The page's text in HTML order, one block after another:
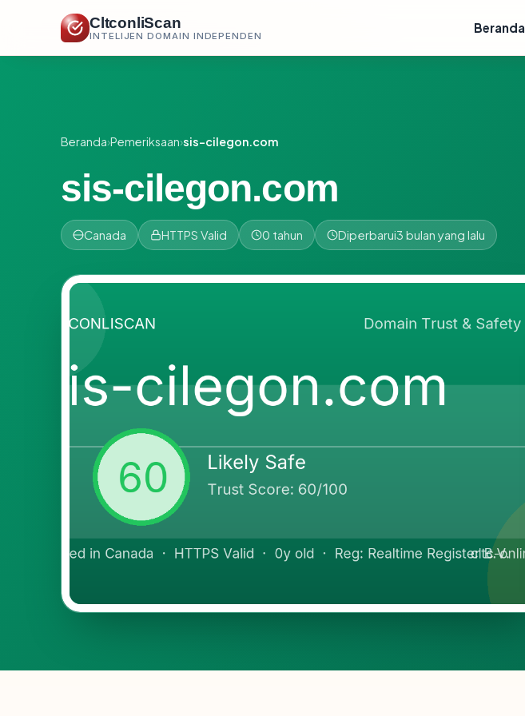
CltconliScan
INTELIJEN DOMAIN INDEPENDEN
Beranda
Beranda›Pemeriksaan›sis-cilegon.com
sis-cilegon.com
Canada HTTPS Valid 0 tahun Diperbarui3 bulan yang lalu